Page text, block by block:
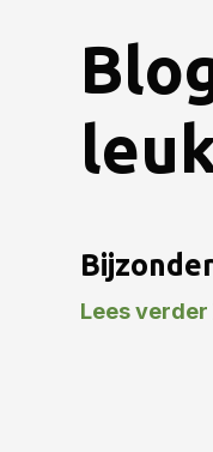
Lees verder